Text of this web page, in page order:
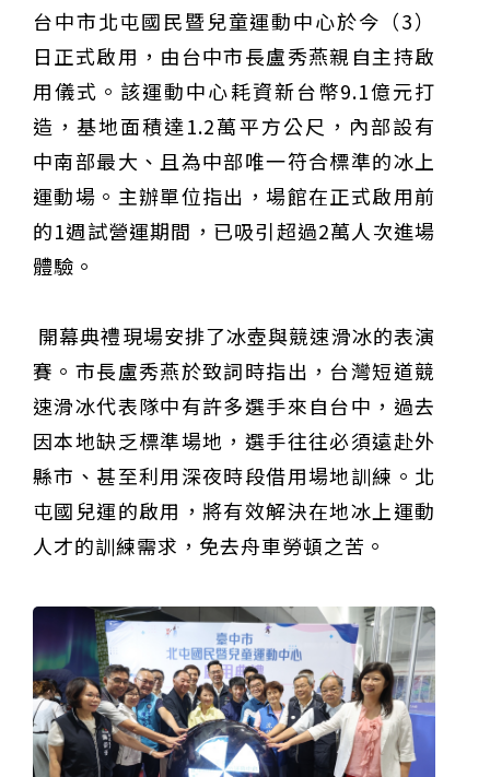
台中市北屯國民暨兒童運動中心於今（3）
日正式啟用，由台中市長盧秀燕親自主持啟
用儀式。該運動中心耗資新台幣9.1億元打
造，基地面積達1.2萬平方公尺，內部設有
中南部最大、且為中部唯一符合標準的冰上
運動場。主辦單位指出，場館在正式啟用前
的1週試營運期間，已吸引超過2萬人次進場
體驗。
開幕典禮現場安排了冰壺與競速滑冰的表演
賽。市長盧秀燕於致詞時指出，台灣短道競
速滑冰代表隊中有許多選手來自台中，過去
因本地缺乏標準場地，選手往往必須遠赴外
縣市、甚至利用深夜時段借用場地訓練。北
屯國兒運的啟用，將有效解決在地冰上運動
人才的訓練需求，免去舟車勞頓之苦。